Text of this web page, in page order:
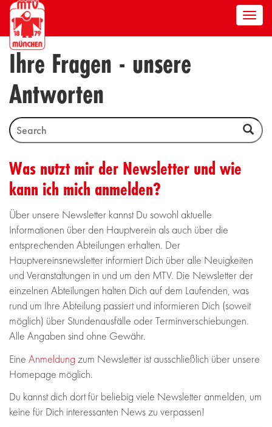
Ihre Fragen - unsere
Antworten
Was nutzt mir der Newsletter und wie
kann ich mich anmelden?
Über unsere Newsletter kannst Du sowohl aktuelle
Informationen über den Hauptverein als auch über die
entsprechenden Abteilungen erhalten. Der
Hauptvereinsnewsletter informiert Dich über alle Neuigkeiten
und Veranstaltungen in und um den MTV. Die Newsletter der
einzelnen Abteilungen halten Dich auf dem Laufenden, was
rund um Ihre Abteilung passiert und informieren Dich (soweit
möglich) über Stundenausfälle oder Terminverschiebungen.
Alle Angaben sind ohne Gewähr.
Eine Anmeldung zum Newsletter ist ausschließlich über unsere
Homepage möglich.
Du kannst dich dort für beliebig viele Newsletter anmelden, um
keine für Dich interessanten News zu verpassen!